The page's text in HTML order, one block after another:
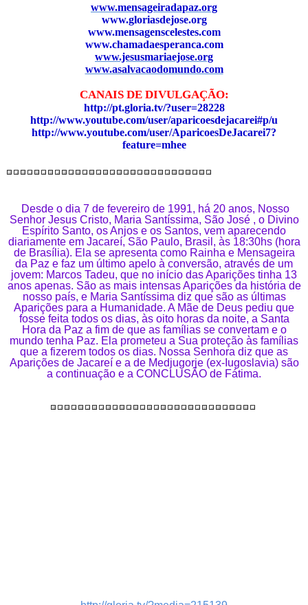
www.mensageiradapaz.org
www.gloriasdejose.org
www.mensagenscelestes.com
www.chamadaesperanca.com
www.jesusmariaejose.org
www.asalvacaodomundo.com
CANAIS DE DIVULGAÇÃO:
http://pt.gloria.tv/?user=28228
http://www.youtube.com/user/aparicoesdejacarei#p/u
http://www.youtube.com/user/AparicoesDeJacarei7?
feature=mhee
Desde o dia 7 de fevereiro de 1991, há 20 anos, Nosso
Senhor Jesus Cristo, Maria Santíssima, São José , o Divino
Espírito Santo, os Anjos e os Santos, vem aparecendo
diariamente em Jacareí, São Paulo, Brasil, às 18:30hs (hora
de Brasília). Ela se apresenta como Rainha e Mensageira
da Paz e faz um último apelo à conversão, através de um
jovem: Marcos Tadeu, que no início das Aparições tinha 13
anos apenas. São as mais intensas Aparições da história de
nosso país, e Maria Santíssima diz que são as últimas
Aparições para a Humanidade. A Mãe de Deus pediu que
fosse feita todos os dias, às oito horas da noite, a Santa
Hora da Paz a fim de que as famílias se convertam e o
mundo tenha Paz. Ela prometeu a Sua proteção às famílias
que a fizerem todos os dias. Nossa Senhora diz que as
Aparições de Jacareí e a de Medjugorje (ex-Iugoslavia) são
a continuação e a CONCLUSÃO de Fátima.